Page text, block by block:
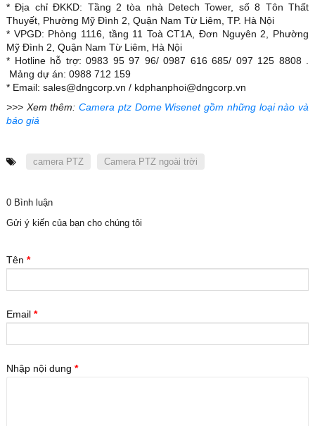
* Địa chỉ ĐKKD: Tầng 2 tòa nhà Detech Tower, số 8 Tôn Thất
Thuyết, Phường Mỹ Đình 2, Quận Nam Từ Liêm, TP. Hà Nội
* VPGD: Phòng 1116, tầng 11 Toà CT1A, Đơn Nguyên 2, Phường
Mỹ Đình 2, Quận Nam Từ Liêm, Hà Nội
* Hotline hỗ trợ: 0983 95 97 96/ 0987 616 685/ 097 125 8808 .
Mảng dự án: 0988 712 159
* Email: sales@dngcorp.vn / kdphanphoi@dngcorp.vn
>>> Xem thêm:Camera ptz Dome Wisenet gồm những loại nào và
báo giá
camera PTZ Camera PTZ ngoài trời
0 Bình luận
Gửi ý kiến của bạn cho chúng tôi
Tên *
Email *
Nhập nội dung *